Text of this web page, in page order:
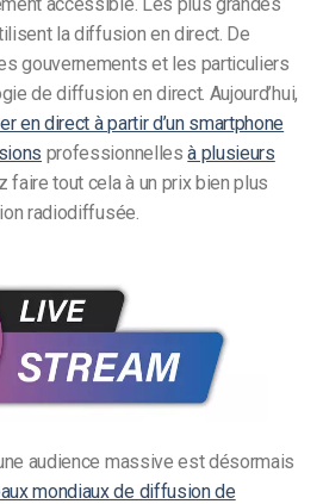
accessible. Les plus grandes
la diffusion en direct. De
gouvernements et les particuliers
de diffusion en direct. Aujourd’hui,
en direct à partir d’un smartphone
professionnellesà plusieurs
faire tout cela à un prix bien plus
radiodiffusée.
audience massive est désormais
mondiaux de diffusion de